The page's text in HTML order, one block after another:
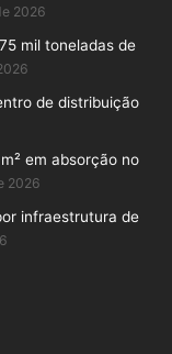
2026
mil toneladas de
de distribuição
em absorção no
2026
infraestrutura de